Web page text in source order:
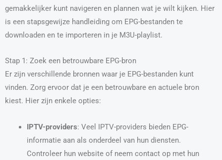
gemakkelijker kunt navigeren en plannen wat je wilt kijken. Hier
is een stapsgewijze handleiding om EPG-bestanden te
downloaden en te importeren in je M3U-playlist.
Stap 1: Zoek een betrouwbare EPG-bron
Er zijn verschillende bronnen waar je EPG-bestanden kunt
vinden. Zorg ervoor dat je een betrouwbare en actuele bron
kiest. Hier zijn enkele opties:
IPTV-providers: Veel IPTV-providers bieden EPG-
informatie aan als onderdeel van hun diensten.
Controleer hun website of neem contact op met hun